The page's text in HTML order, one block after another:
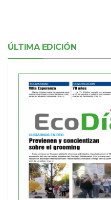
ÚLTIMA EDICIÓN